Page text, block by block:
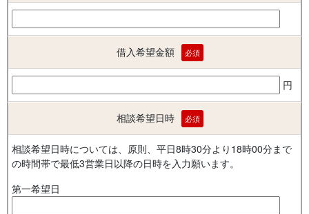
借入希望金額 必須
円
相談希望日時 必須
相談希望日時については、原則、平日8時30分より18時00分まで
の時間帯で最低3営業日以降の日時を入力願います。
第一希望日